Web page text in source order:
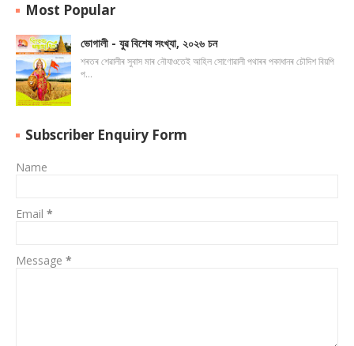
Most Popular
ভোগালী - যুৱ বিশেষ সংখ্যা, ২০২৬ চন
শৰতৰ শেৱালীৰ সুবাস মাৰ নৌযাওতেই আহিল সোণোৱালী পথাৰৰ পকাধানৰ চৌদিশ বিয়পি
প…
Subscriber Enquiry Form
Name
Email *
Message *